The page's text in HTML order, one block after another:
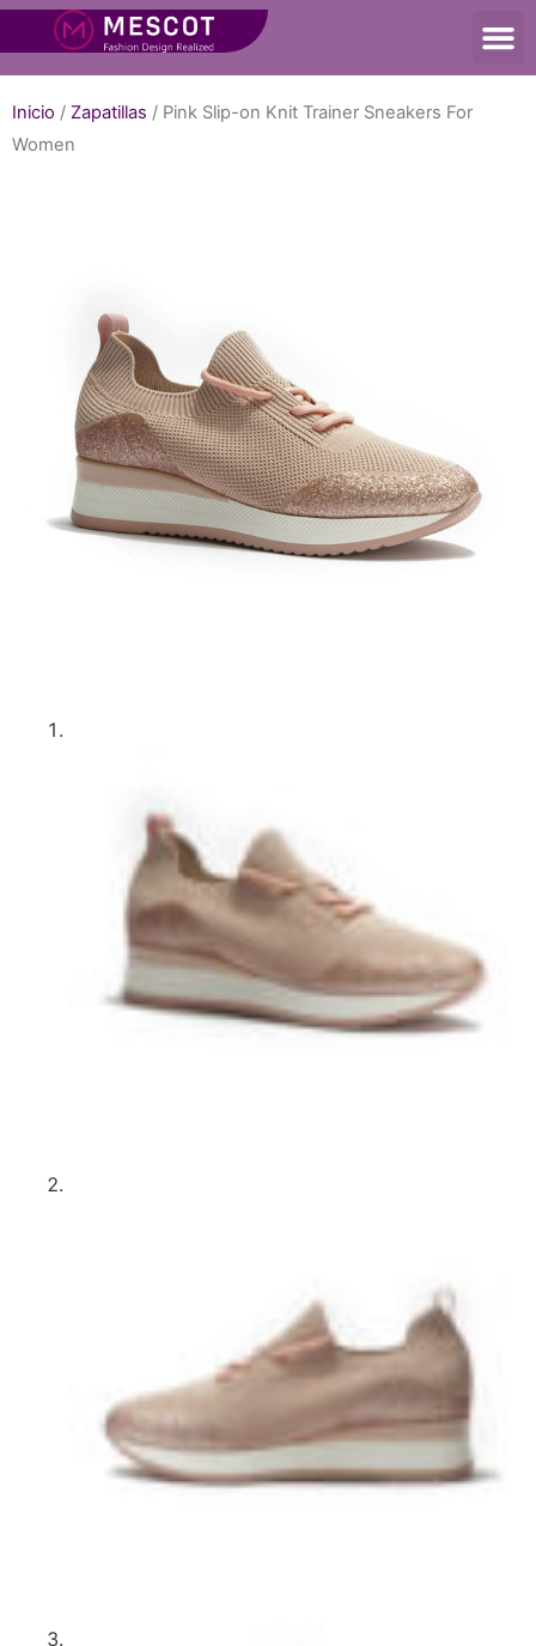
Inicio / Zapatillas / Pink Slip-on Knit Trainer Sneakers For
Women